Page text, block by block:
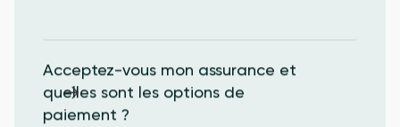
Acceptez-vous mon assurance et
quelles sont les options de
paiement ?